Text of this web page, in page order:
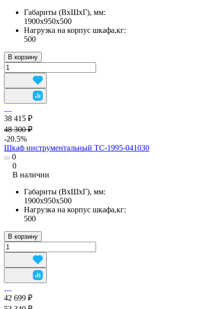
Габариты (ВхШхГ), мм:
1900х950х500
Нагрузка на корпус шкафа,кг:
500
В корзину
38 415 ₽
48 300 ₽
-20.5%
Шкаф инструментальный TC-1995-041030
0
0
В наличии
Габариты (ВхШхГ), мм:
1900х950х500
Нагрузка на корпус шкафа,кг:
500
В корзину
42 699 ₽